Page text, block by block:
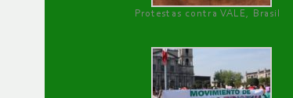
Protestas contra VALE, Brasil